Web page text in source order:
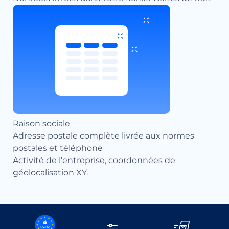
Raison sociale
Adresse postale complète livrée aux normes
postales et téléphone
Activité de l’entreprise, coordonnées de
géolocalisation XY.